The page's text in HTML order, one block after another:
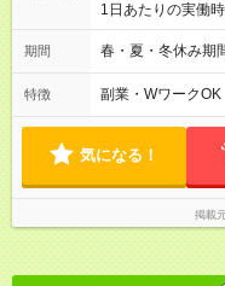
1日あたりの実働
2h～OK ＜シフト
後帯 14:00-18:00
ます♪
期間 春・夏・冬休み期
特徴 副業・WワークOK
気になる！
掲載